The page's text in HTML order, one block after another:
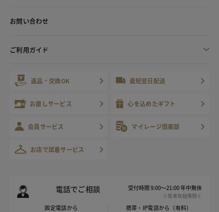
お問い合わせ
ご利用ガイド
返品・交換OK 最短翌日配送
お直しサービス 心を込めたギフト
会員サービス マイレージ倶楽部
お店で試着サービス
電話でご相談 受付時間 9:00～21:00 年中無休
※年末年始等除く
固定電話から 携帯・IP電話から（有料）